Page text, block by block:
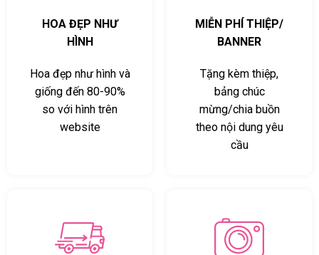
HOA ĐẸP NHƯ
HÌNH
Hoa đẹp như hình và
giống đến 80-90%
so với hình trên
website
MIỄN PHÍ THIỆP/
BANNER
Tặng kèm thiệp,
bảng chúc
mừng/chia buồn
theo nội dung yêu
cầu
Võ Văn Chung
0723*******Đặt hàng thành công
phút trước